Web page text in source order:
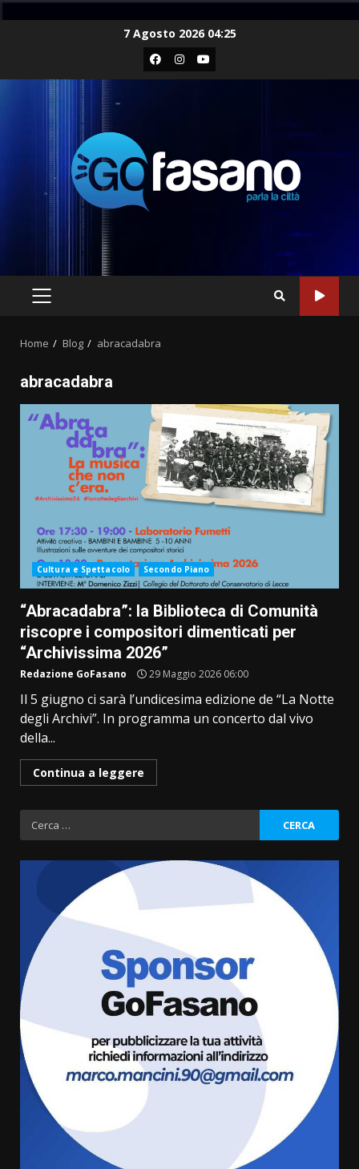
7 Agosto 2026 04:25
Facebook
Instagram
Youtube
PRIMARY
Home Blog abracadabra
abracadabra
Cultura e Spettacolo Secondo Piano
“Abracadabra”: la Biblioteca di Comunità
riscopre i compositori dimenticati per
“Archivissima 2026”
Redazione GoFasano 29 Maggio 2026 06:00
Il 5 giugno ci sarà l’undicesima edizione de “La Notte
degli Archivi”. In programma un concerto dal vivo
della...
Continua a leggere
Ricerca
per:
Grazia Neglia, coordinatrice
cittadina di Fratelli d’Italia,
pronta a tornare in Consiglio
comunale
6 Agosto 2026 08:00
Cura dei beni comuni e
cittadinanza attiva: online
l’avviso per la gestione
condivisa della Villetta di